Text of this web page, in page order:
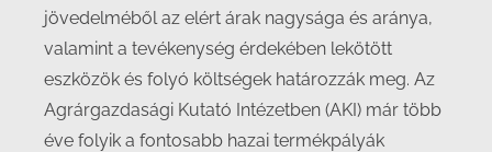
jövedelméből az elért árak nagysága és aránya,
valamint a tevékenység érdekében lekötött
eszközök és folyó költségek határozzák meg. Az
Agrárgazdasági Kutató Intézetben (AKI) már több
éve folyik a fontosabb hazai termékpályák